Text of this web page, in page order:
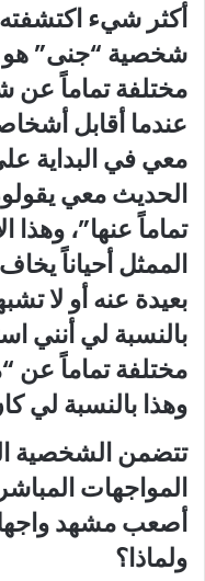
أكثر شيء
شخصية “جنى” هو
مختلفة تماماً عن
عندما أقابل
معي في البداية
الحديث معي
تماماً عنها”، وهذا
الممثل أحياناً
بعيدة عنه أو لا
بالنسبة لي أنني
مختلفة تماماً عن
وهذا بالنسبة لي
تتضمن الشخصية
المواجهات
أصعب مشهد واجهكِ
ولماذا؟